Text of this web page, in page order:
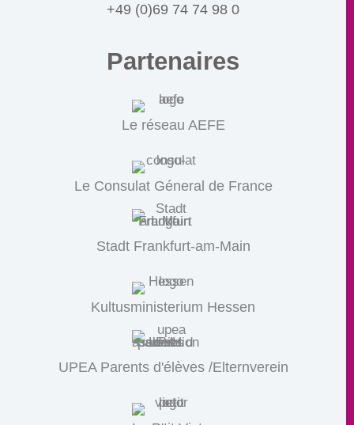
+49 (0)69 74 74 98 0
Partenaires
Le réseau AEFE
Le Consulat Géneral de France
Stadt Frankfurt-am-Main
Kultusministerium Hessen
UPEA Parents d'élèves /Elternverein